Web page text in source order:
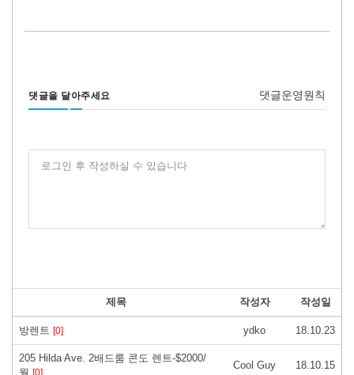
댓글을 달아주세요 댓글운영원칙
로그인 후 작성하실 수 있습니다
제목 작성자 작성일
방렌트 [0] ydko 18.10.23
205 Hilda Ave. 2배드룸 콘도 렌트-$2000/
월 [0]
Cool Guy 18.10.15